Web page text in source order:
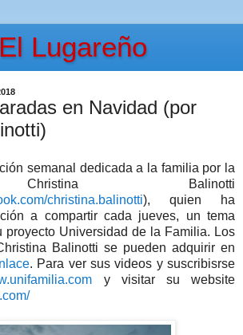
Lugareño
en Navidad (por
semanal dedicada a la familia por la
Balinotti
christina.balinotti), quien ha
a compartir cada jueves, un tema
proyecto Universidad de la Familia. Los
Balinotti se pueden adquirir en
. Para ver sus videos y suscribisrse
y visitar su website